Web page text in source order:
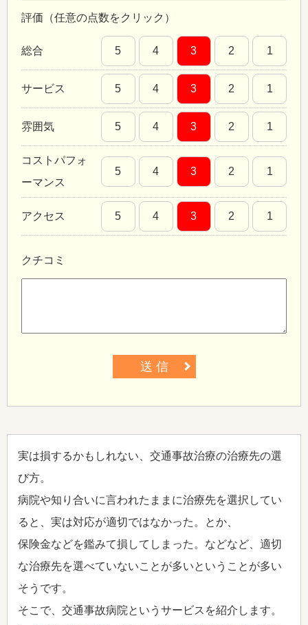
評価（任意の点数をクリック）
総合 5 4 3 2 1
サービス 5 4 3 2 1
雰囲気 5 4 3 2 1
コストパフォ
ーマンス
5 4 3 2 1
アクセス 5 4 3 2 1
クチコミ
送 信
実は損するかもしれない、交通事故治療の治療先の選
び方。
病院や知り合いに言われたままに治療先を選択してい
ると、実は対応が適切ではなかった。とか、
保険金などを鑑みて損してしまった。などなど、適切
な治療先を選べていないことが多いということが多い
そうです。
そこで、交通事故病院というサービスを紹介します。